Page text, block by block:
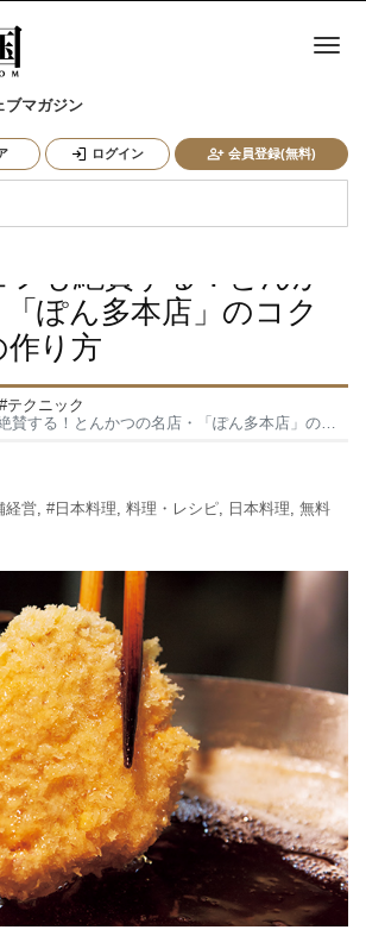
ブマガジン
ログイン 会員登録(無料)
ナ
も絶賛する！とんか
ぽん多本店」のコク
作り方
#テクニック
る！とんかつの名店・「ぽん多本店」のコクのある油の作り方
経営, #日本料理, 料理・レシピ, 日本料理, 無料